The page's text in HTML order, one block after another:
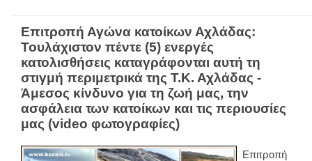
Eπιτροπή Αγώνα κατοίκων Αχλάδας:
Τουλάχιστον πέντε (5) ενεργές
κατολισθήσεις καταγράφονται αυτή τη
στιγμή περιμετρικά της Τ.Κ. Αχλάδας -
Άμεσος κίνδυνο για τη ζωή μας, την
ασφάλεια των κατοίκων και τις περιουσίες
μας (video φωτογραφίες)
Eπιτροπή